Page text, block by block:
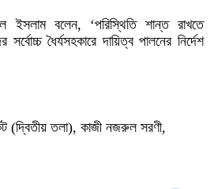
ইসলাম বলেন, ‘পরিস্থিতি শান্ত রাখতে
ধৈর্যসহকারে দায়িত্ব পালনের নির্দেশ
(দ্বিতীয় তলা), কাজী নজরুল সরণী,